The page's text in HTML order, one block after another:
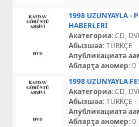
1998 UZUNYAYLA -
HABERLERİ
Акатегориа:CD,
Абызшәа:TÜRKÇE
Апубликациатә
Абларҭа аномер:0
1998 UZUNYAYLA
Акатегориа:CD,
Абызшәа:TÜRKÇE
Апубликациатә
Абларҭа аномер:0